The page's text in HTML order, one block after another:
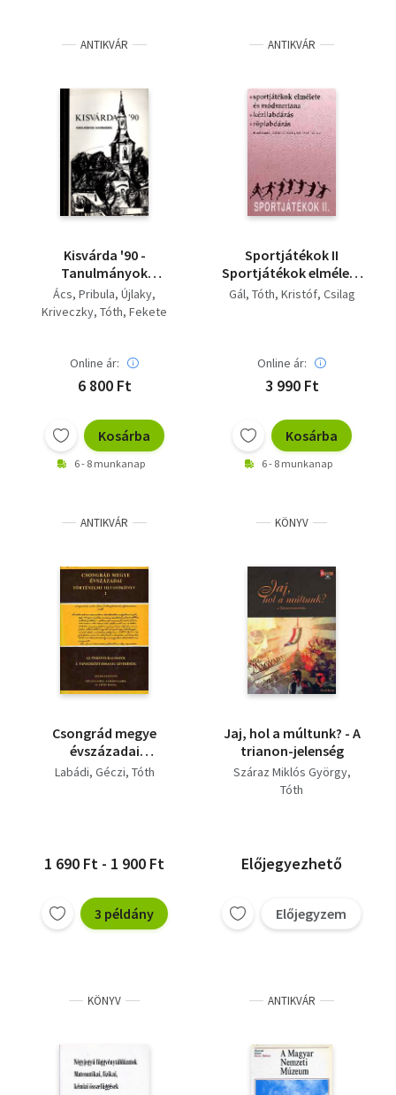
ANTIKVÁR
Kisvárda '90 -
Tanulmányok
Kisvárdáról
Ács Pribula Újlaky
Kriveczky Tóth Fekete
Online ár:
6 800 Ft
Kosárba
6 - 8 munkanap
ANTIKVÁR
Sportjátékok II
Sportjátékok elmélete
és módszertana. NT-
Gál Tóth Kristóf Csilag
Online ár:
3 990 Ft
Kosárba
6 - 8 munkanap
ANTIKVÁR
Csongrád megye
évszázadai
(történelmi
Labádi Géczi Tóth
1 690 Ft - 1 900 Ft
3 példány
KÖNYV
Jaj, hol a múltunk? - A
trianon-jelenség
Száraz Miklós György
Tóth
Előjegyezhető
Előjegyzem
KÖNYV ANTIKVÁR